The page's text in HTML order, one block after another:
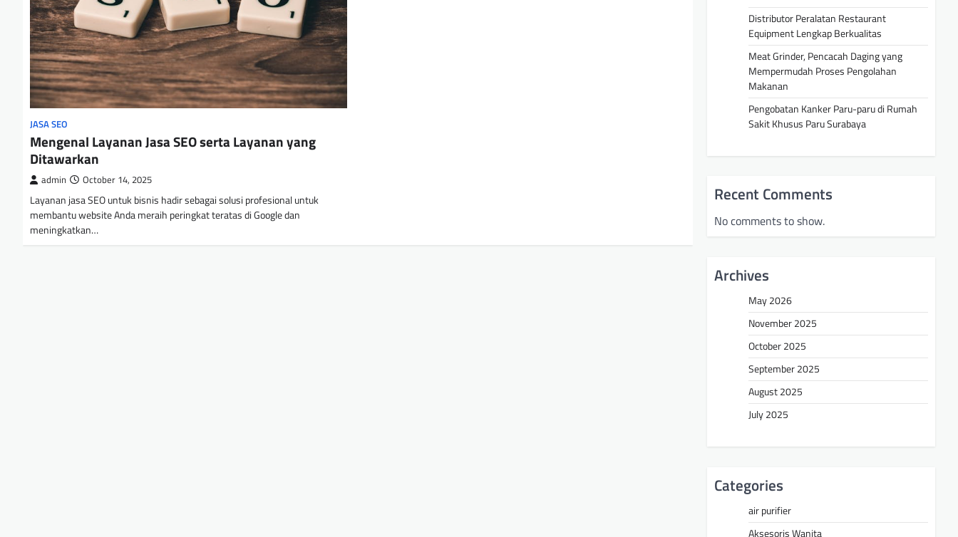
JASA SEO
Mengenal Layanan Jasa SEO serta Layanan yang
Ditawarkan
admin October 14, 2025
Layanan jasa SEO untuk bisnis hadir sebagai solusi profesional untuk
membantu website Anda meraih peringkat teratas di Google dan
meningkatkan…
Distributor Peralatan Restaurant
Equipment Lengkap Berkualitas
Meat Grinder, Pencacah Daging yang
Mempermudah Proses Pengolahan
Makanan
Pengobatan Kanker Paru-paru di Rumah
Sakit Khusus Paru Surabaya
Recent Comments
No comments to show.
Archives
May 2026
November 2025
October 2025
September 2025
August 2025
July 2025
Categories
air purifier
Aksesoris Wanita